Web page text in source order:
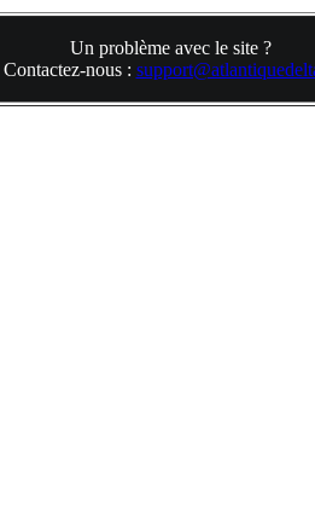
Un problème avec le site ?
Contactez-nous :